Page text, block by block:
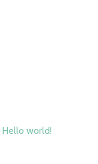
Hello world!